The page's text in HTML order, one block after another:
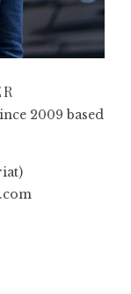
2009 based